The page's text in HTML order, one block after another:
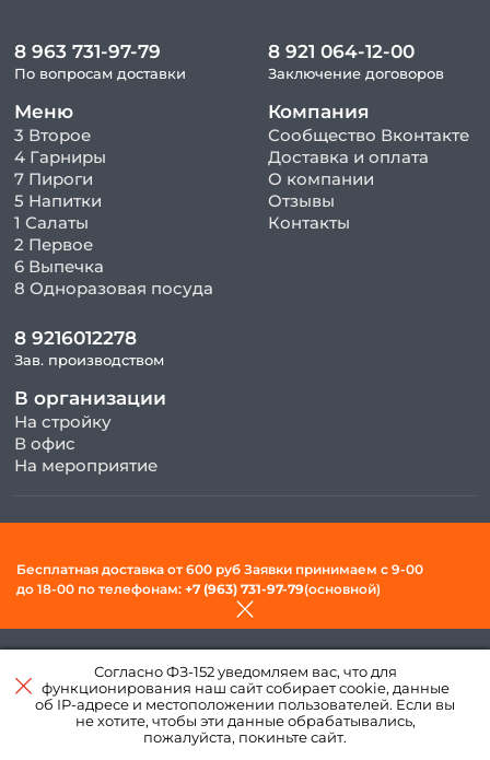
8 963 731-97-79
По вопросам доставки
Меню
3 Второе
4 Гарниры
7 Пироги
5 Напитки
1 Салаты
2 Первое
6 Выпечка
8 Одноразовая посуда
8 921 064-12-00
Заключение договоров
Компания
Сообщество Вконтакте
Доставка и оплата
О компании
Отзывы
Контакты
8 9216012278
Зав. производством
В организации
На стройку
В офис
На мероприятие
Политика конфиденциальности и обработки персональных
данных
агентстве«Пегас»
Согласно ФЗ-152 уведомляем вас, что для
функционирования наш сайт собирает cookie, данные
об IP-адресе и местоположении пользователей. Если вы
не хотите, чтобы эти данные обрабатывались,
пожалуйста, покиньте сайт.
Бесплатная доставка от 600 руб Заявки принимаем c 9-00
до 18-00 по телефонам: +7 (963) 731-97-79(основной)